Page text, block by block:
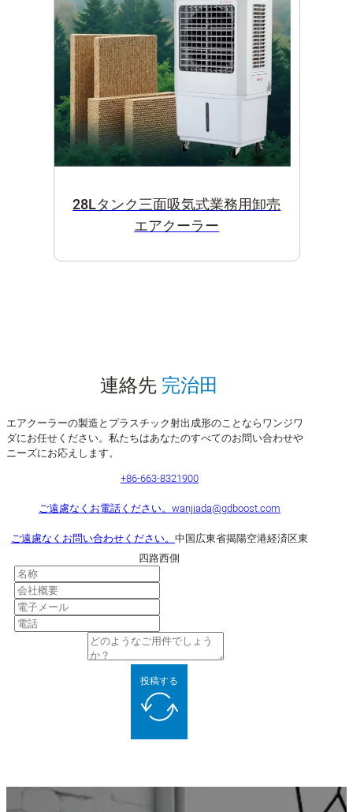
28Lタンク三面吸気式業務用卸売
エアクーラー
連絡先 完治田
エアクーラーの製造とプラスチック射出成形のことならワンジワ
ダにお任せください。私たちはあなたのすべてのお問い合わせや
ニーズにお応えします。
+86-663-8321900
ご遠慮なくお電話ください。 wanjiada@gdboost.com
ご遠慮なくお問い合わせください。 中国広東省揭陽空港経済区東
四路西側
投稿する